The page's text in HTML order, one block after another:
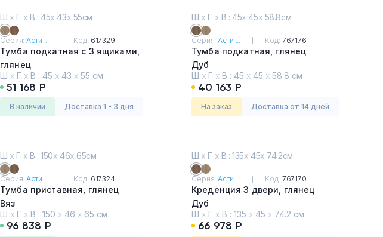
Ш х Г х В : 45х 43х 55см
Серия:Асти ... Код: 617329
Тумба подкатная с 3 ящиками,
глянец
Вяз
Ш х Г х В : 45 х 43 х 55 см
51 168 Р
в наличии Доставка 1 - 3 дня
Ш х Г х В : 45х 45х 58.8см
Серия:Асти ... Код: 767176
Тумба подкатная, глянец
Дуб
Ш х Г х В : 45 х 45 х 58.8 см
40 163 Р
На заказ Доставка от 14 дней
Ш х Г х В : 150х 46х 65см
Серия:Асти ... Код: 617324
Тумба приставная, глянец
Вяз
Ш х Г х В : 150 х 46 х 65 см
96 838 Р
Ш х Г х В : 135х 45х 74.2см
Серия:Асти ... Код: 767170
Креденция 3 двери, глянец
Дуб
Ш х Г х В : 135 х 45 х 74.2 см
66 978 Р